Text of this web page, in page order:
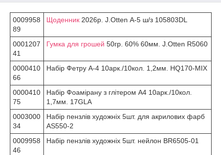
0009958
89
Щоденник 2026р. J.Otten А-5 ш/з 105803DL
0001207
41
Гумка для грошей 50гр. 60% 60мм. J.Otten R5060
0000410
66
Набір Фетру А-4 10арк./10кол. 1,2мм. HQ170-MIX
0000410
75
Набір Фоамірану з глітером А4 10арк./10кол.
1,7мм. 17GLA
0003000
34
Набір пензлів художніх 5шт. для акрилових фарб
AS550-2
0009958
46
Набір пензлів художніх 5шт. нейлон BR6505-01